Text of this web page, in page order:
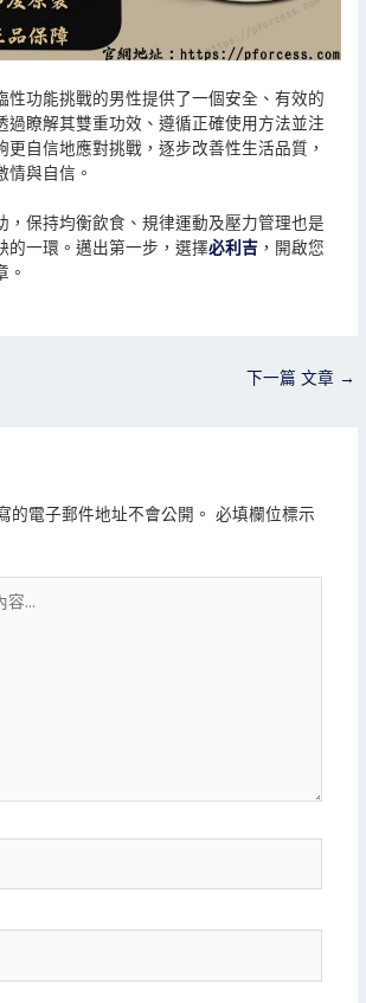
性功能挑戰的男性提供了一個安全、有效的
過瞭解其雙重功效、遵循正確使用方法並注
更自信地應對挑戰，逐步改善性生活品質，
情與自信。
，保持均衡飲食、規律運動及壓力管理也是
的一環。邁出第一步，選擇必利吉 ，開啟您
。
下一篇 文章 →
的電子郵件地址不會公開。 必填欄位標示